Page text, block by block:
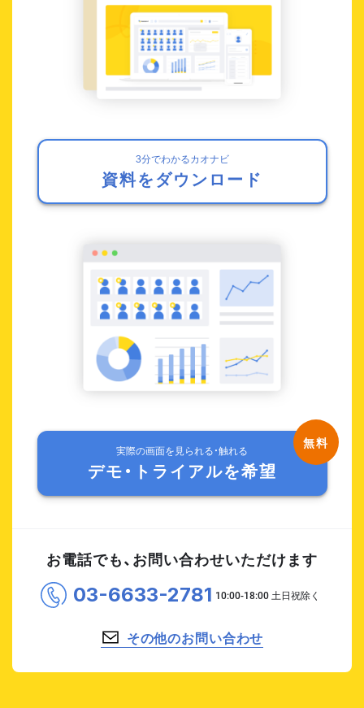
3分でわかるカオナビ
資料をダウンロード
実際の画面を見られる・触れる
デモ・トライアルを希望
お電話でも、お問い合わせいただけます
03-6633-2781
その他のお問い合わせ